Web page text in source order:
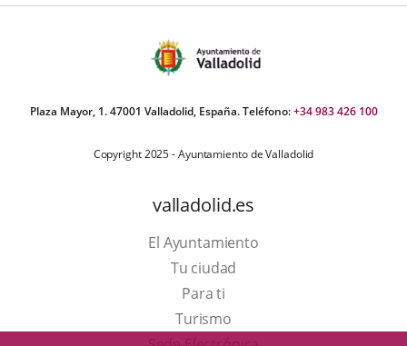
Plaza Mayor, 1. 47001 Valladolid, España. Teléfono:+34 983 426 100
Copyright 2025 - Ayuntamiento de Valladolid
valladolid.es
El Ayuntamiento
Tu ciudad
Para ti
TurismoEste